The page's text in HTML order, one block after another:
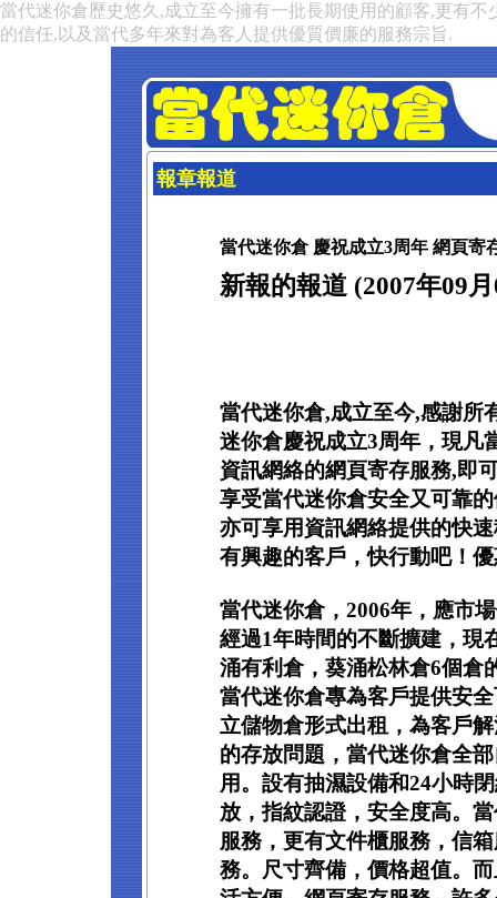
當代迷你倉歷史悠久,成立至今擁有一批長期使用的顧客,更有
的信任,以及當代多年來對為客人提供優質價廉的服務宗旨.
報章報道
當代迷你倉 慶祝成立3周年 網頁寄
新報的報道 (2007年09
當代迷你倉,成立至今,感謝所
迷你倉慶祝成立3周年，現凡
資訊網絡的網頁寄存服務,即
享受當代迷你倉安全又可靠
亦可享用資訊網絡提供的快
有興趣的客戶，快行動吧！
當代迷你倉，2006年，應市
經過1年時間的不斷擴建，現
涌有利倉，葵涌松林倉6個倉
當代迷你倉專為客戶提供安
立儲物倉形式出租，為客戶
的存放問題，當代迷你倉全
用。設有抽濕設備和24小時
放，指紋認證，安全度高。
服務，更有文件櫃服務，信
務。尺寸齊備，價格超值。